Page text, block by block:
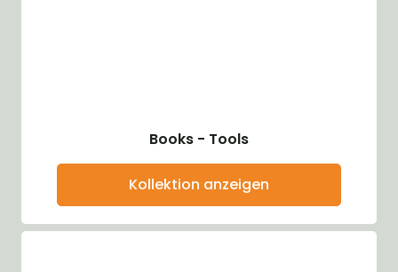
Books - Tools
Kollektion anzeigen